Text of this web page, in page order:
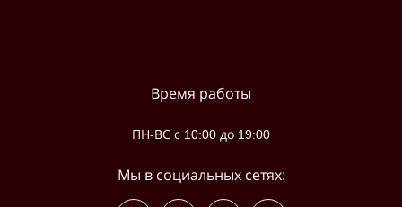
Время работы
ПН-ВС с 10:00 до 19:00
Мы в социальных сетях: